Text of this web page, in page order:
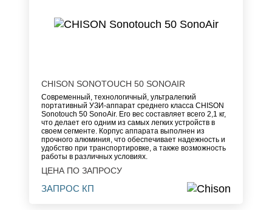
CHISON SONOTOUCH 50 SONOAIR
Современный, технологичный, ультралегкий
портативный УЗИ-аппарат среднего класса CHISON
Sonotouch 50 SonoAir. Его вес составляет всего 2,1 кг,
что делает его одним из самых легких устройств в
своем сегменте. Корпус аппарата выполнен из
прочного алюминия, что обеспечивает надежность и
удобство при транспортировке, а также возможность
работы в различных условиях.
ЦЕНА ПО ЗАПРОСУ
ЗАПРОС КП